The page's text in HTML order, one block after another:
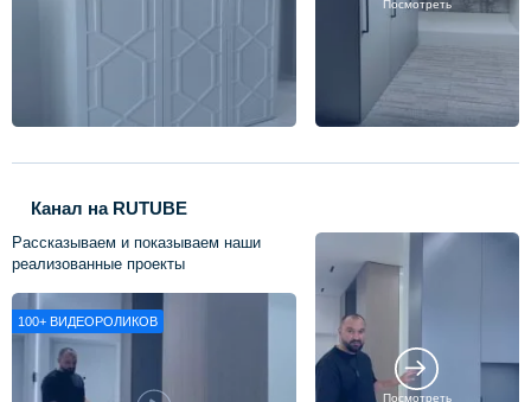
Посмотреть
Канал на RUTUBE
Рассказываем и показываем наши
реализованные проекты
100+ ВИДЕОРОЛИКОВ
Посмотреть